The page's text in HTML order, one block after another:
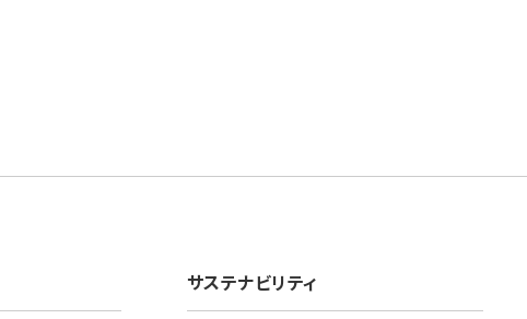
サステナビリティ